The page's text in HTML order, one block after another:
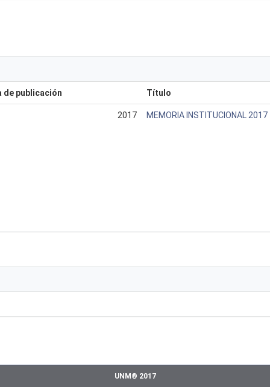
de publicación Título
2017 MEMORIA INSTITUCIONAL 2017
UNM® 2017